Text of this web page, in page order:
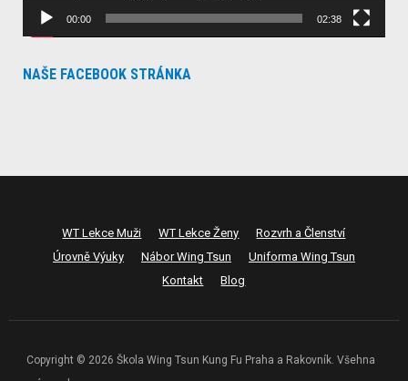
00:00 02:38
NAŠE FACEBOOK STRÁNKA
WT Lekce Muži WT Lekce Ženy
Rozvrh a Členství
Úrovně Výuky
Nábor Wing Tsun
Uniforma Wing Tsun
Kontakt
Blog
Copyright © 2026 Škola Wing Tsun Kung Fu Praha a Rakovník. Všehna